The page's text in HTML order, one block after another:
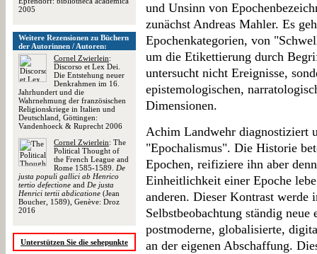
2005
Weitere Rezensionen zu Büchern
der Autorinnen / Autoren:
Cornel Zwierlein:
Discorso et Lex Dei.
Die Entstehung neuer
Denkrahmen im 16.
Jahrhundert und die
Wahrnehmung der französischen
Religionskriege in Italien und
Deutschland, Göttingen:
Vandenhoeck & Ruprecht 2006
Cornel Zwierlein: The
Political Thought of
the French League and
Rome 1585-1589. De
justa populi gallici ab Henrico
tertio defectione and De justa
Henrici tertii abdicatione (Jean
Boucher, 1589), Genève: Droz
2016
Unterstützen Sie die sehepunkte
und Unsinn von
zunächst Andreas Mahler. Es
Epochenkategorien, von
um die Etikettierung durch
untersucht nicht Ereignisse,
epistemologischen,
Dimensionen.
Achim Landwehr diagnostiziert
"Epochalismus". Die Historie
Epochen, reifiziere ihn aber
Einheitlichkeit einer Epoche
anderen. Dieser Kontrast werde
Selbstbeobachtung ständig
postmoderne, globalisierte,
an der eigenen Abschaffung.